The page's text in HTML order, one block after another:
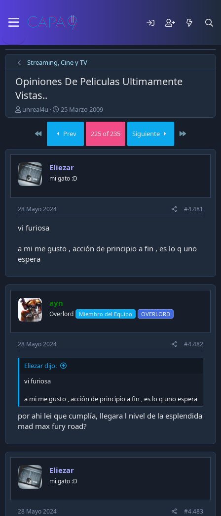
Streaming, Cine y TV
Opiniones De Peliculas Ultimamente
Vistas..
E
m
ó
l
t
e
m
a
unreal4u
F
e
h
a
d
p
u
l
c
ó
25 Marzo 2009
First Prev 225 of 235 Siguiente
Eliezar
mi gato :D
28 Mayo 2024 #4.481
vi furiosa
a mi me gusto , acción de principio a fin , es lo q uno
espera
ayn
Overlord Miembro del Equipo OVERLORD
28 Mayo 2024 #4.482
Eliezar dijo:
vi furiosa
a mi me gusto , acción de principio a fin , es lo q uno espera
por ahi lei que cumplía, llegara l nivel de la esplendida
mad max fury road?
Eliezar
mi gato :D
28 Mayo 2024 #4.483